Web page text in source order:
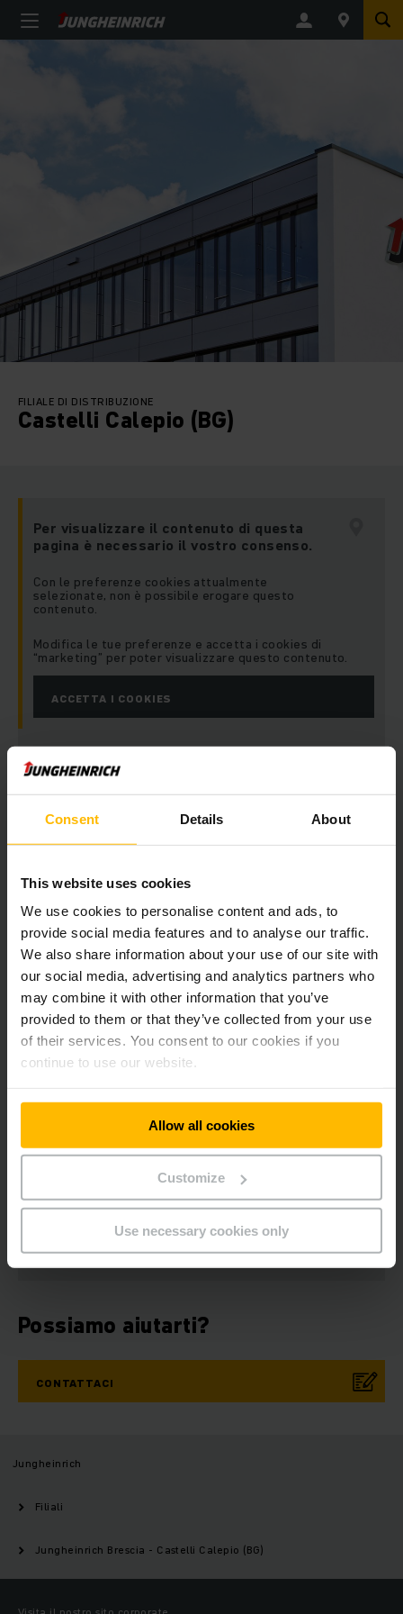
Consent Details About
This website uses cookies
We use cookies to personalise content and ads, to
provide social media features and to analyse our traffic.
We also share information about your use of our site with
our social media, advertising and analytics partners who
may combine it with other information that you’ve
provided to them or that they’ve collected from your use
of their services. You consent to our cookies if you
continue to use our website.
Allow all cookies
Customize
Use necessary cookies only
FILIALE DI DISTRIBUZIONE
Castelli Calepio (BG)
Per visualizzare il contenuto di questa
pagina è necessario il vostro consenso.
Con le preferenze cookies attualmente
selezionate, non è possibile erogare questo
contenuto.
Modifica le tue preferenze e accetta i cookies di
“marketing” per poter visualizzare questo contenuto.
ACCETTA I COOKIES
Indirizzo
Filiale di Brescia
Via Molinaretti 22
Italy
Telefono:
800 368 485
DESCRIZIONE DEL PERCORSO
Rimani aggiornato
RICEVI LA
NEWSLETTER
Social media
Possiamo aiutarti?
CONTATTACI
Jungheinrich
Filiali
Jungheinrich Brescia - Castelli Calepio (BG)